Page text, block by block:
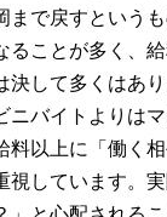
まで戻すという
ことが多く、給
決して多くはあり
ニバイトよりは
料以上に「働く
視しています。